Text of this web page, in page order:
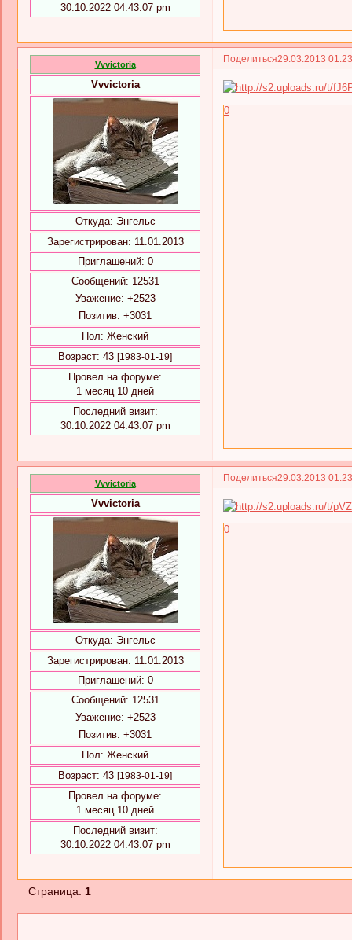
30.10.2022 04:43:07 pm
Поделиться29.03.2013
Vvvictoria
Vvvictoria
Откуда: Энгельс
Зарегистрирован: 11.01.2013
Приглашений: 0
Сообщений: 12531
Уважение: +2523
Позитив: +3031
Пол: Женский
Возраст: 43 [1983-01-19]
Провел на форуме:
1 месяц 10 дней
Последний визит:
30.10.2022 04:43:07 pm
0
Поделиться29.03.2013
Vvvictoria
Vvvictoria
Откуда: Энгельс
Зарегистрирован: 11.01.2013
Приглашений: 0
Сообщений: 12531
Уважение: +2523
Позитив: +3031
Пол: Женский
Возраст: 43 [1983-01-19]
Провел на форуме:
1 месяц 10 дней
Последний визит:
30.10.2022 04:43:07 pm
0
Страница: 1